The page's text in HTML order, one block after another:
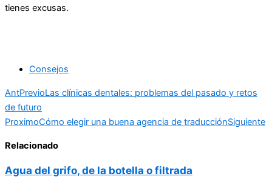
tienes excusas.
Consejos
AntPrevioLas clínicas dentales: problemas del pasado y retos
de futuro
ProximoCómo elegir una buena agencia de traducciónSiguiente
Relacionado
Agua del grifo, de la botella o filtrada